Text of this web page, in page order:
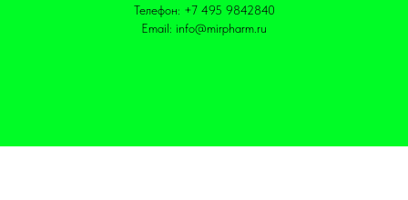
Телефон: +7 495 9842840
Email: info@mirpharm.ru